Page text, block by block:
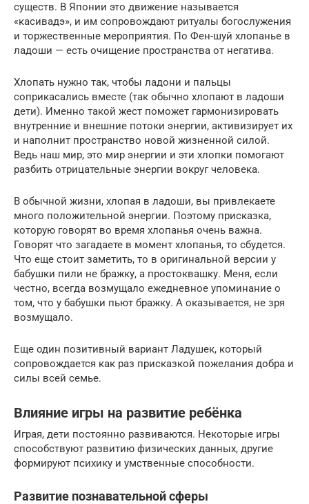
существ. В Японии это движение называется
«касивадэ», и им сопровождают ритуалы богослужения
и торжественные мероприятия. По Фен-шуй хлопанье в
ладоши — есть очищение пространства от негатива.
Хлопать нужно так, чтобы ладони и пальцы
соприкасались вместе (так обычно хлопают в ладоши
дети). Именно такой жест поможет гармонизировать
внутренние и внешние потоки энергии, активизирует их
и наполнит пространство новой жизненной силой.
Ведь наш мир, это мир энергии и эти хлопки помогают
разбить отрицательные энергии вокруг человека.
В обычной жизни, хлопая в ладоши, вы привлекаете
много положительной энергии. Поэтому присказка,
которую говорят во время хлопанья очень важна.
Говорят что загадаете в момент хлопанья, то сбудется.
Что еще стоит заметить, то в оригинальной версии у
бабушки пили не бражку, а простоквашку. Меня, если
честно, всегда возмущало ежедневное упоминание о
том, что у бабушки пьют бражку. А оказывается, не зря
возмущало.
Еще один позитивный вариант Ладушек, который
сопровождается как раз присказкой пожелания добра и
силы всей семье.
Влияние игры на развитие ребёнка
Играя, дети постоянно развиваются. Некоторые игры
способствуют развитию физических данных, другие
формируют психику и умственные способности.
Развитие познавательной сферы